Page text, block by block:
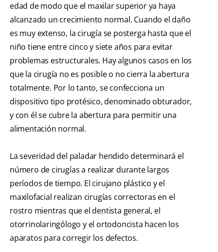
edad de modo que el maxilar superior ya haya
alcanzado un crecimiento normal. Cuando el daño
es muy extenso, la cirugía se posterga hasta que el
niño tiene entre cinco y siete años para evitar
problemas estructurales. Hay algunos casos en los
que la cirugía no es posible o no cierra la abertura
totalmente. Por lo tanto, se confecciona un
dispositivo tipo protésico, denominado obturador,
y con él se cubre la abertura para permitir una
alimentación normal.
La severidad del paladar hendido determinará el
número de cirugías a realizar durante largos
períodos de tiempo. El cirujano plástico y el
maxilofacial realizan cirugías correctoras en el
rostro mientras que el dentista general, el
otorrinolaringólogo y el ortodoncista hacen los
aparatos para corregir los defectos.